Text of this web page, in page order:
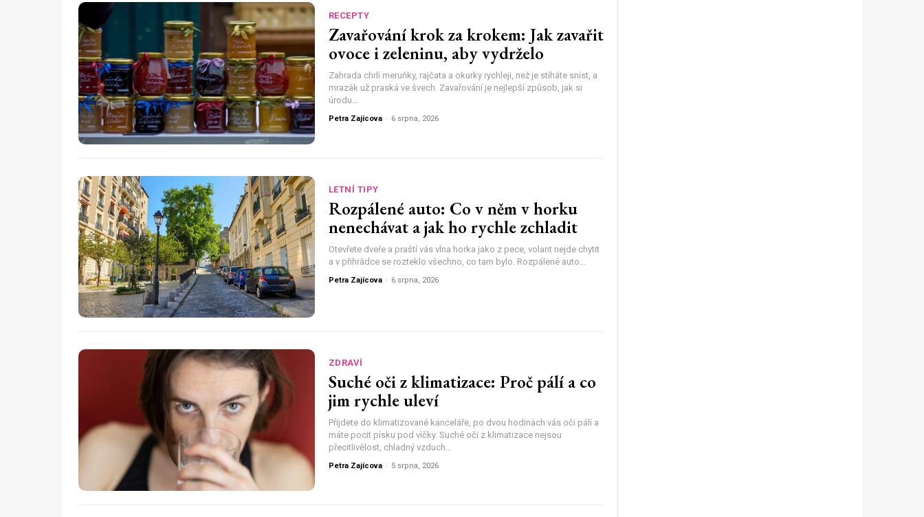
RECEPTY
Zavařování krok za krokem: Jak zavařit
ovoce i zeleninu, aby vydrželo
Zahrada chrlí meruňky, rajčata a okurky rychleji, než je stíháte sníst, a
mrazák už praská ve švech. Zavařování je nejlepší způsob, jak si
úrodu...
Petra Zajícova - 6 srpna, 2026
LETNÍ TIPY
Rozpálené auto: Co v něm v horku
nenechávat a jak ho rychle zchladit
Otevřete dveře a praští vás vlna horka jako z pece, volant nejde chytit
a v přihrádce se rozteklo všechno, co tam bylo. Rozpálené auto...
Petra Zajícova - 6 srpna, 2026
ZDRAVÍ
Suché oči z klimatizace: Proč pálí a co
jim rychle uleví
Přijdete do klimatizované kanceláře, po dvou hodinách vás oči pálí a
máte pocit písku pod víčky. Suché oči z klimatizace nejsou
přecitlivělost, chladný vzduch...
Petra Zajícova - 5 srpna, 2026